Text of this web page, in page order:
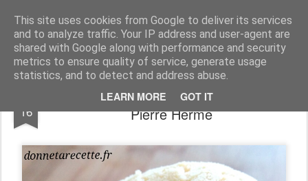
This site uses cookies from Google to deliver its services
and to analyze traffic. Your IP address and user-agent are
shared with Google along with performance and security
metrics to ensure quality of service, generate usage
statistics, and to detect and address abuse.
LEARN MORE GOT IT
Donne ta recette
Accueil Entrées Plats Desserts Grignotage Pains
16
Crème glacée caramel beurre salé façon
Pierre Hermé